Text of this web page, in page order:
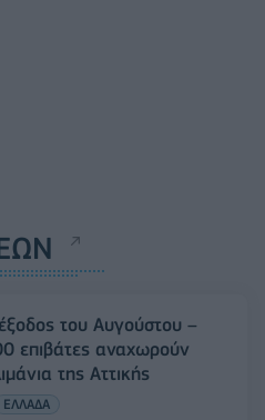
του Αυγούστου –
επιβάτες αναχωρούν
της Αττικής
ΕΛΛΑΔΑ